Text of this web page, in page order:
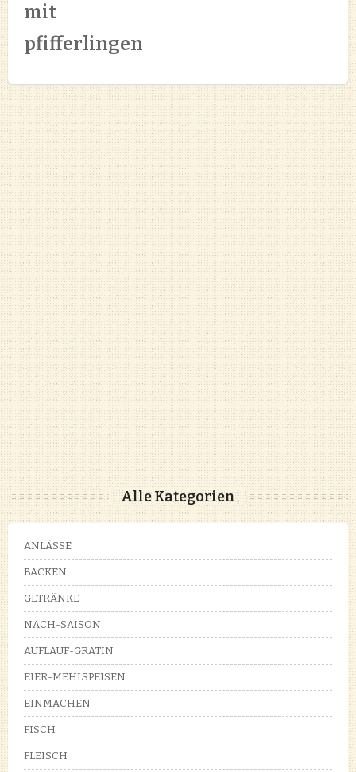
mit
pfifferlingen
Alle Kategorien
ANLÄSSE
BACKEN
GETRÄNKE
NACH-SAISON
AUFLAUF-GRATIN
EIER-MEHLSPEISEN
EINMACHEN
FISCH
FLEISCH